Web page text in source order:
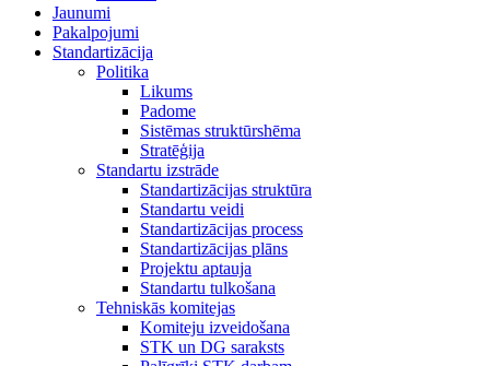
Jaunumi
Pakalpojumi
Standartizācija
Politika
Likums
Padome
Sistēmas struktūrshēma
Stratēģija
Standartu izstrāde
Standartizācijas struktūra
Standartu veidi
Standartizācijas process
Standartizācijas plāns
Projektu aptauja
Standartu tulkošana
Tehniskās komitejas
Komiteju izveidošana
STK un DG saraksts